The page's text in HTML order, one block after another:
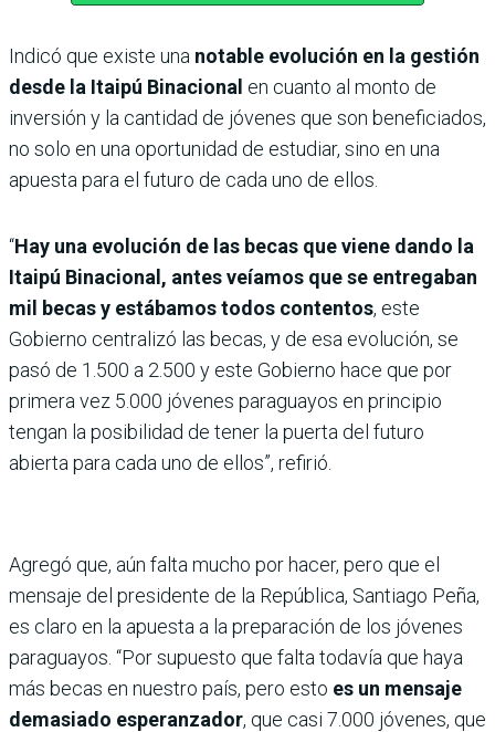
Indicó que existe una notable evolución en la gestión
desde la Itaipú Binacional en cuanto al monto de
inversión y la cantidad de jóvenes que son beneficiados,
no solo en una oportunidad de estudiar, sino en una
apuesta para el futuro de cada uno de ellos.
“Hay una evolución de las becas que viene dando la
Itaipú Binacional, antes veíamos que se entregaban
mil becas y estábamos todos contentos, este
Gobierno centralizó las becas, y de esa evolución, se
pasó de 1.500 a 2.500 y este Gobierno hace que por
primera vez 5.000 jóvenes paraguayos en principio
tengan la posibilidad de tener la puerta del futuro
abierta para cada uno de ellos”, refirió.
Agregó que, aún falta mucho por hacer, pero que el
mensaje del presidente de la República, Santiago Peña,
es claro en la apuesta a la preparación de los jóvenes
paraguayos. “Por supuesto que falta todavía que haya
más becas en nuestro país, pero esto es un mensaje
demasiado esperanzador, que casi 7.000 jóvenes, que